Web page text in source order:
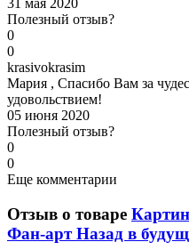
31 мая 2020
Полезный отзыв?
0
0
krasivokrasim
Мария , Спасибо Вам за
удовольствием!
05 июня 2020
Полезный отзыв?
0
0
Еще комментарии
Отзыв о товаре
Фан-арт Назад в